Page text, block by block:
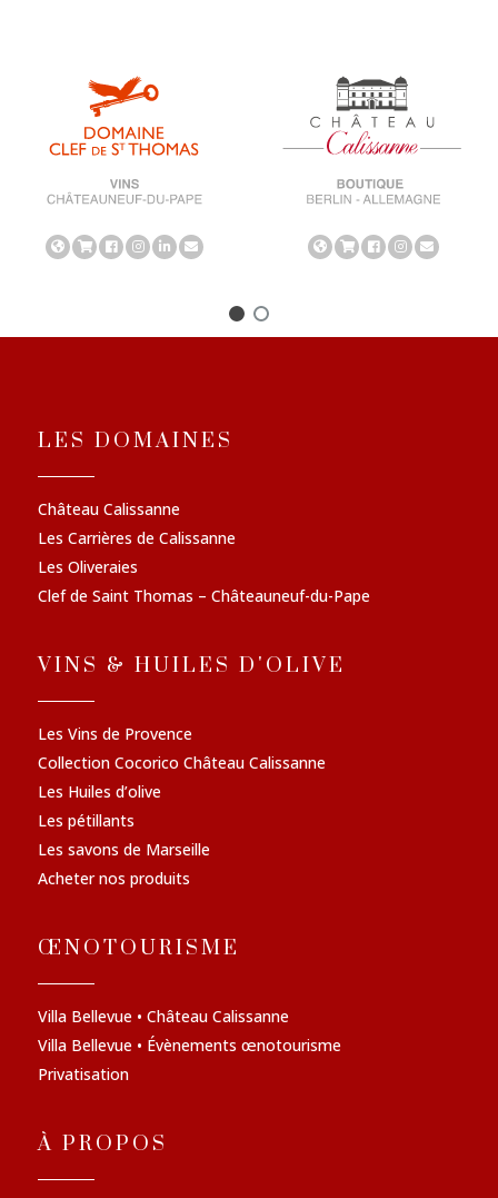
LES DOMAINES
Château Calissanne
Les Carrières de Calissanne
Les Oliveraies
Clef de Saint Thomas – Châteauneuf-du-Pape
VINS & HUILES D'OLIVE
Les Vins de Provence
Collection Cocorico Château Calissanne
Les Huiles d’olive
Les pétillants
Les savons de Marseille
Acheter nos produits
ŒNOTOURISME
Villa Bellevue • Château Calissanne
Villa Bellevue • Évènements œnotourisme
Privatisation
À PROPOS